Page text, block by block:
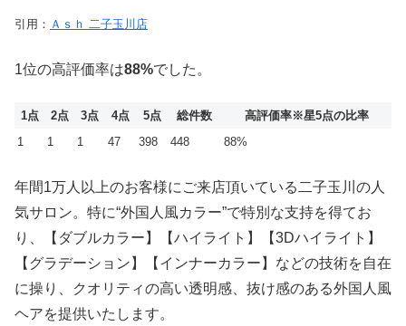
引用： Ａｓｈ 二子玉川店
1位の高評価率は88%でした。
1点 2点 3点 4点 5点 総件数 高評価率※星5点の比率
1
1 1 47 398 448 88%
年間1万人以上のお客様にご来店頂いている二子玉川の人
気サロン。特に“外国人風カラー”で特別な支持を得てお
り、【ダブルカラー】【ハイライト】【3Dハイライト】
【グラデーション】【インナーカラー】などの技術を自在
に操り、クオリティの高い透明感、抜け感のある外国人風
ヘアを提供いたします。